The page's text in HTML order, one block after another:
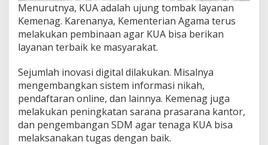
Menurutnya, KUA adalah ujung tombak layanan
Kemenag. Karenanya, Kementerian Agama terus
melakukan pembinaan agar KUA bisa berikan
layanan terbaik ke masyarakat.
Sejumlah inovasi digital dilakukan. Misalnya
mengembangkan sistem informasi nikah,
pendaftaran online, dan lainnya. Kemenag juga
melakukan peningkatan sarana prasarana kantor,
dan pengembangan SDM agar tenaga KUA bisa
melaksanakan tugas dengan baik.